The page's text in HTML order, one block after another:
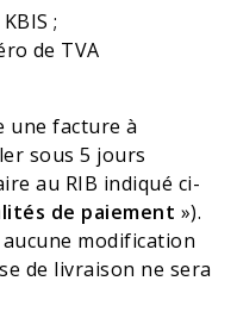
;
de TVA
une facture à
sous 5 jours
au RIB indiqué ci-
de paiement »).
modification
de livraison ne sera